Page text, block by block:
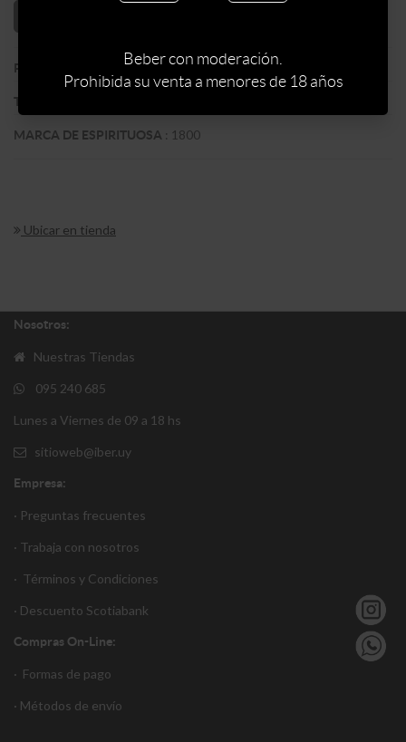
PAIS
TIPO DE ESPIRITUOSA
MARCA DE ESPIRITUOSA : 1800
Ubicar en tienda
Nosotros:
Nuestras Tiendas
095 240 685
Lunes a Viernes de 09 a 18 hs
sitioweb@iber.uy
Empresa:
· Preguntas frecuentes
· Trabaja con nosotros
· Términos y Condiciones
· Descuento Scotiabank
Compras On-Line:
· Formas de pago
· Métodos de envío
Beber con moderación.
Prohibida su venta a menores de 18 años